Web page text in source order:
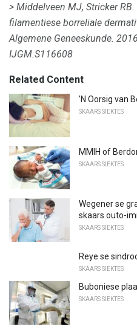
> Middelveen MJ, Stricker RB.
filamentiese borreliale
Algemene Geneeskunde.
IJGM.S116608
Related Content
'N Oorsig van
SKAARS SIEKTES
MMIH ​​of
SKAARS SIEKTES
Wegener se
skaars outo-
SKAARS SIEKTES
Reye se
SKAARS SIEKTES
Buboniese
SKAARS SIEKTES